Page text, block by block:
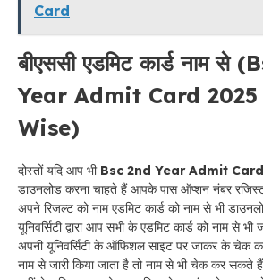
Card
बीएससी एडमिट कार्ड नाम से
Year Admit Card
Wise)
दोस्तों यदि आप भी Bsc 2nd Year Admit
डाउनलोड करना चाहते हैं आपके पास ऑप्शन नंबर
अपने रिजल्ट को नाम एडमिट कार्ड को नाम से भी
यूनिवर्सिटी द्वारा आप सभी के एडमिट कार्ड को नाम से भी
अपनी यूनिवर्सिटी के ऑफिशल साइट पर जाकर के चेक
नाम से जारी किया जाता है तो नाम से भी चेक कर सकते